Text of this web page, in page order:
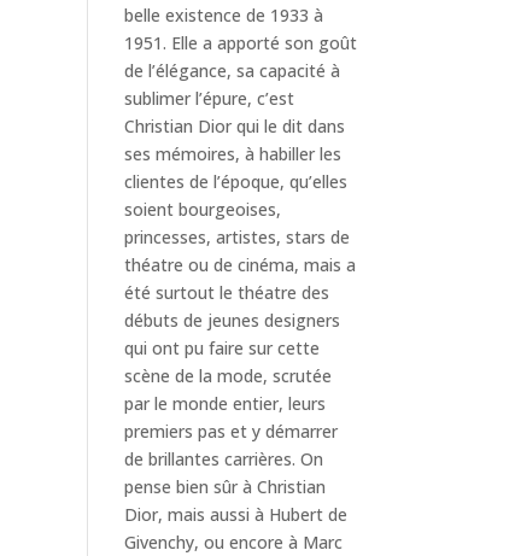
belle existence de 1933 à
1951. Elle a apporté son goût
de l’élégance, sa capacité à
sublimer l’épure, c’est
Christian Dior qui le dit dans
ses mémoires, à habiller les
clientes de l’époque, qu’elles
soient bourgeoises,
princesses, artistes, stars de
théatre ou de cinéma, mais a
été surtout le théatre des
débuts de jeunes designers
qui ont pu faire sur cette
scène de la mode, scrutée
par le monde entier, leurs
premiers pas et y démarrer
de brillantes carrières. On
pense bien sûr à Christian
Dior, mais aussi à Hubert de
Givenchy, ou encore à Marc